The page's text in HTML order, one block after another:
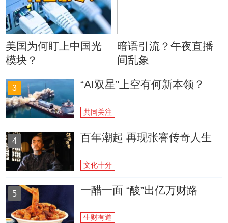
美国为何盯上中国光
模块？
暗语引流？午夜直播
间乱象
3 “AI双星”上空有何新本领？
共同关注
4 百年潮起 再现张謇传奇人生
文化十分
5 一醋一面 “酸”出亿万财路
生财有道